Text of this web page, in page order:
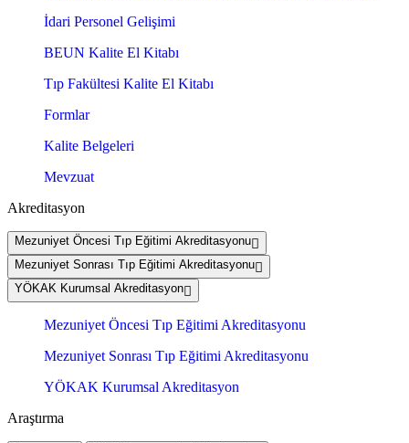
İdari Personel Gelişimi
BEUN Kalite El Kitabı
Tıp Fakültesi Kalite El Kitabı
Formlar
Kalite Belgeleri
Mevzuat
Akreditasyon
Mezuniyet Öncesi Tıp Eğitimi Akreditasyonu
Mezuniyet Sonrası Tıp Eğitimi Akreditasyonu
YÖKAK Kurumsal Akreditasyon
Mezuniyet Öncesi Tıp Eğitimi Akreditasyonu
Mezuniyet Sonrası Tıp Eğitimi Akreditasyonu
YÖKAK Kurumsal Akreditasyon
Araştırma